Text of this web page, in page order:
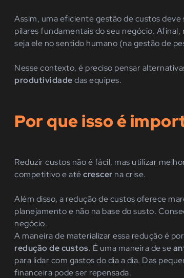
Assim, uma eficiente gestão de custos deve
pilares fundamentais do seu negócio.
seja ele no sentido humano (na gestão de
Nesse contexto, é preciso pensar
produtividadedas equipes.
Por que isso é
Reduzir custos não é fácil, mas utilizar
competitivo e atécrescer na crise.
Além disso, a redução de custos oferece
planejamento e não na base do susto.
negócio.
A maneira de materializar essa redução é
redução de custos. É uma maneira de se
para lidar com gastos do dia a dia. Das
financeira pode ser repensada.